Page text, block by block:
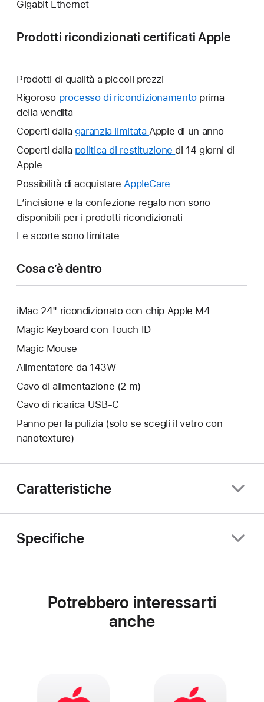
Gigabit Ethernet
Prodotti ricondizionati certificati Apple
Prodotti di qualità a piccoli prezzi
Rigoroso processo di ricondizionamentoprima
della vendita
Coperti dalla garanzia limitataVerrà
aperta
Apple di un anno
Coperti dalla politica di restituzione Verrà
di 14 giorni di
Apple
Possibilità di acquistare AppleCare
aperta
un’altra
L’incisione e la confezione regalo non sono
disponibili per i prodotti ricondizionati
Le scorte sono limitate
Cosa c’è dentro
iMac 24" ricondizionato con chip Apple M4
Magic Keyboard con Touch ID
Magic Mouse
Alimentatore da 143W
Cavo di alimentazione (2 m)
Cavo di ricarica USB‑C
Panno per la pulizia (solo se scegli il vetro con
nanotexture)
Caratteristiche
Specifiche
Potrebbero interessarti
anche